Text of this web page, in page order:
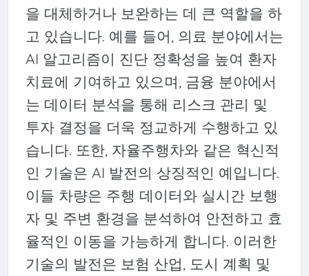
을 대체하거나 보완하는 데 큰 역할을 하
고 있습니다. 예를 들어, 의료 분야에서는
AI 알고리즘이 진단 정확성을 높여 환자
치료에 기여하고 있으며, 금융 분야에서
는 데이터 분석을 통해 리스크 관리 및
투자 결정을 더욱 정교하게 수행하고 있
습니다. 또한, 자율주행차와 같은 혁신적
인 기술은 AI 발전의 상징적인 예입니다.
이들 차량은 주행 데이터와 실시간 보행
자 및 주변 환경을 분석하여 안전하고 효
율적인 이동을 가능하게 합니다. 이러한
기술의 발전은 보험 산업, 도시 계획 및